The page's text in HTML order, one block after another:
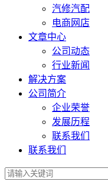
汽修汽配
电商网店
文章中心
公司动态
行业新闻
解决方案
公司简介
企业荣誉
发展历程
联系我们
联系我们